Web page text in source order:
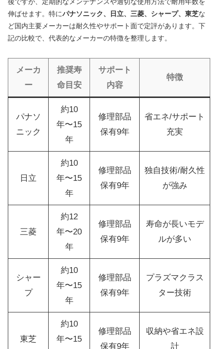
伸ばせます。特にパナソニック、日立、三菱、シャープ、東芝な
ど国内主要メーカーは耐久性やサポート面で定評があります。下
記の比較で、代表的なメーカーの特徴を整理します。
メーカ
ー
推奨寿
命目安
サポート
内容
特徴
パナソ
ニック
約10
年〜15
年
修理部品
保有9年
省エネ/サポート
充実
日立
約10
年〜15
年
修理部品
保有9年
独自技術/耐久性
が強み
三菱
約12
年〜20
年
修理部品
保有9年
寿命が長いモデ
ルが多い
シャー
プ
約10
年〜15
年
修理部品
保有9年
プラズマクラス
ター技術
東芝
約10
年〜15
修理部品
保有9年
収納や省エネ設
計